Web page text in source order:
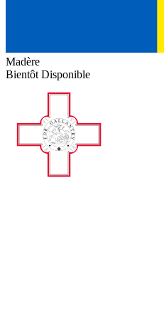
Madère
Bientôt Disponible